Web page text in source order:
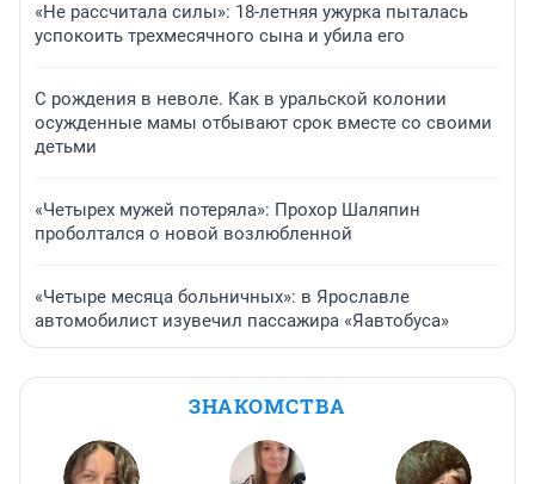
«Не рассчитала силы»: 18-летняя ужурка пыталась
успокоить трехмесячного сына и убила его
С рождения в неволе. Как в уральской колонии
осужденные мамы отбывают срок вместе со своими
детьми
«Четырех мужей потеряла»: Прохор Шаляпин
проболтался о новой возлюбленной
«Четыре месяца больничных»: в Ярославле
автомобилист изувечил пассажира «Яавтобуса»
ЗНАКОМСТВА